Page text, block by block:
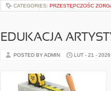
CATEGORIES: PRZESTĘPCZOŚC
EDUKACJA
POSTED BY ADMIN LUT - 21 - 2026